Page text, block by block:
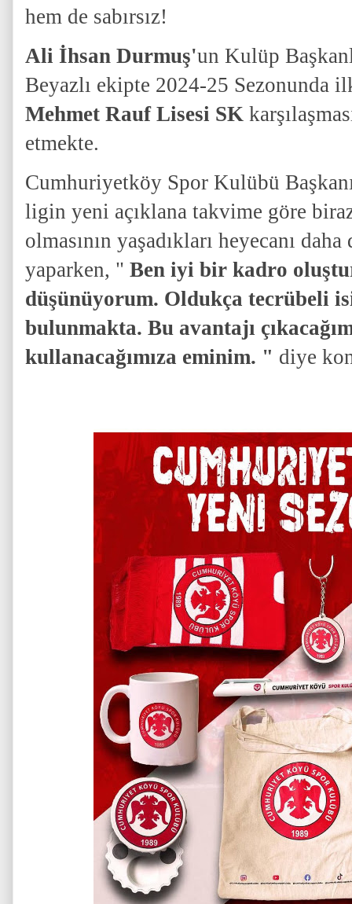
hem de sabırsız!
Ali İhsan Durmuş'un Kulüp
Beyazlı ekipte 2024-25 Sezonunda
Mehmet Rauf Lisesi SK
etmekte.
Cumhuriyetköy Spor Kulübü
ligin yeni açıklana takvime göre
olmasının yaşadıkları heyecanı
yaparken, " Ben iyi bir kadro
düşünüyorum. Oldukça tecrübeli
bulunmakta. Bu avantajı
kullanacağımıza eminim. " diye